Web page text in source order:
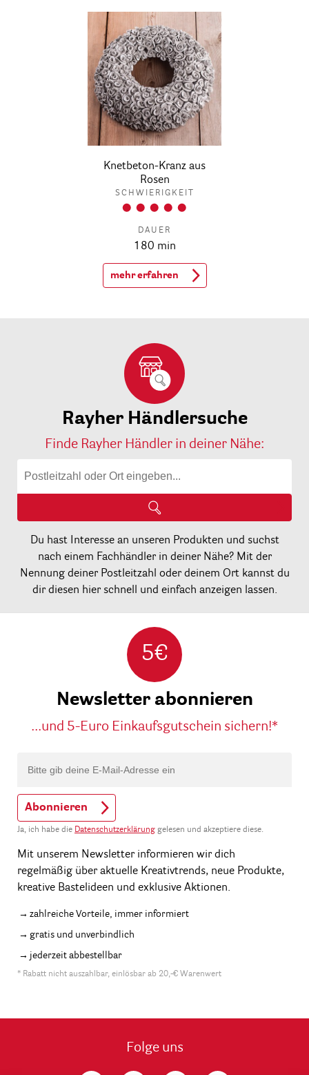
Knetbeton-Kranz aus
Rosen
SCHWIERIGKEIT
DAUER
180 min
mehr erfahren
Rayher Händlersuche
Finde Rayher Händler in deiner Nähe:
Du hast Interesse an unseren Produkten und suchst
nach einem Fachhändler in deiner Nähe? Mit der
Nennung deiner Postleitzahl oder deinem Ort kannst du
dir diesen hier schnell und einfach anzeigen lassen.
5€
Newsletter abonnieren
...und 5-Euro Einkaufsgutschein sichern!*
Abonnieren
Ja, ich habe die Datenschutzerklärung gelesen und akzeptiere diese.
Mit unserem Newsletter informieren wir dich
regelmäßig über aktuelle Kreativtrends, neue Produkte,
kreative Bastelideen und exklusive Aktionen.
zahlreiche Vorteile, immer informiert
gratis und unverbindlich
jederzeit abbestellbar
* Rabatt nicht auszahlbar, einlösbar ab 20,-€ Warenwert
Folge uns